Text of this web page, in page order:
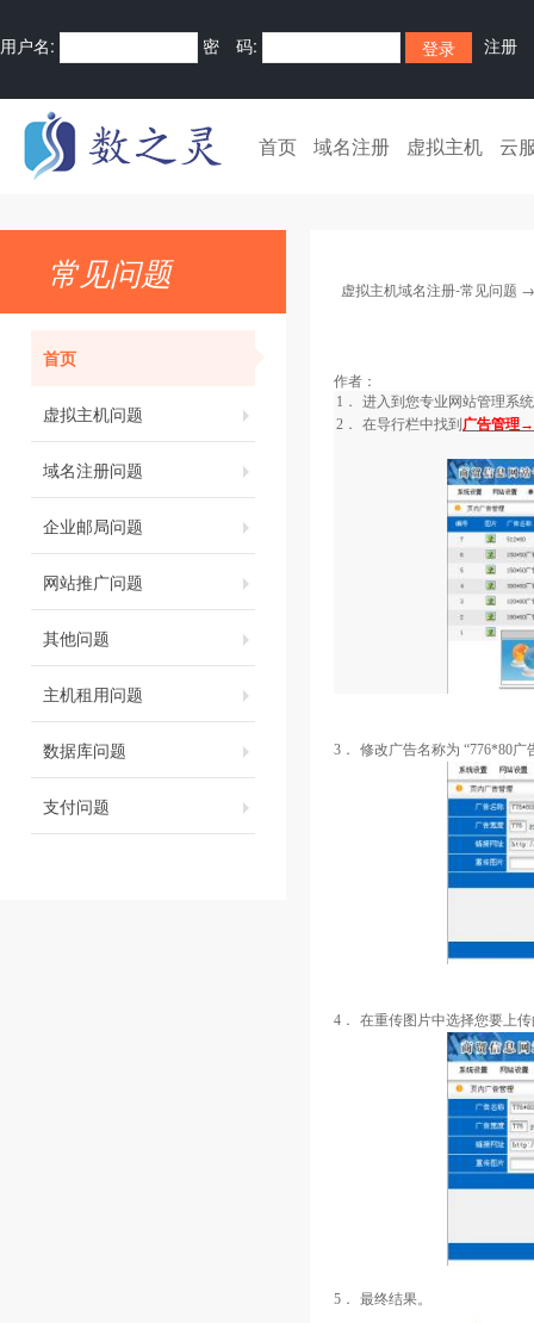
用户名: 密 码: 注册
首页 域名注册 虚拟主机 云
常见问题
首页
虚拟主机问题
域名注册问题
企业邮局问题
网站推广问题
其他问题
主机租用问题
数据库问题
支付问题
虚拟主机域名注册-常见问题
作者：
1．
进入到您专业网站管理系
2．
在导行栏中找到 广告管理
3． 修改广告名称为 “776*80广
4． 在重传图片中选择您要上
5． 最终结果。